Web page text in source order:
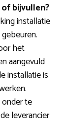
bijvullen?
installatie
het
aangevuld
installatie is
te
leverancier